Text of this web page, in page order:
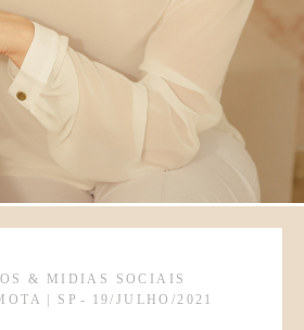
& MIDIAS SOCIAIS
| SP
19/JULHO/2021